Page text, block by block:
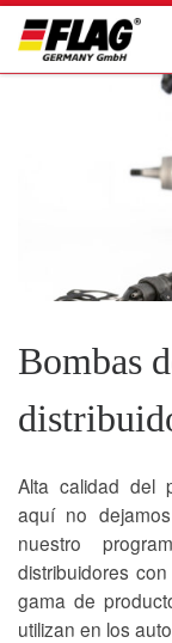
Skip to content
Bombas
Alta calidad del
aquí no
nuestro
distribuidores
gama de
utilizan en los